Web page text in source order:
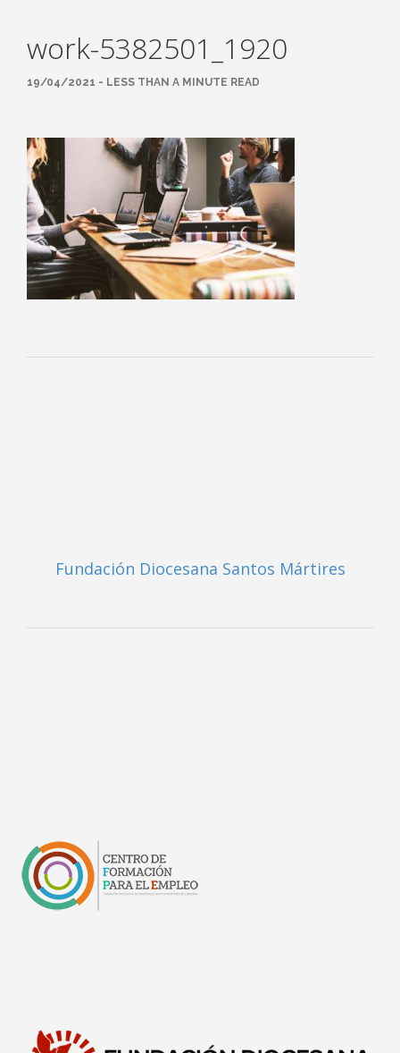
ACCESO A PLATAFORMAS
work-5382501_1920
19/04/2021 - LESS THAN A MINUTE READ
Fundación Diocesana Santos Mártires